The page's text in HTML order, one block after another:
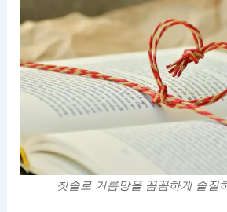
칫솔로 거름망을 꼼꼼하게 솔질